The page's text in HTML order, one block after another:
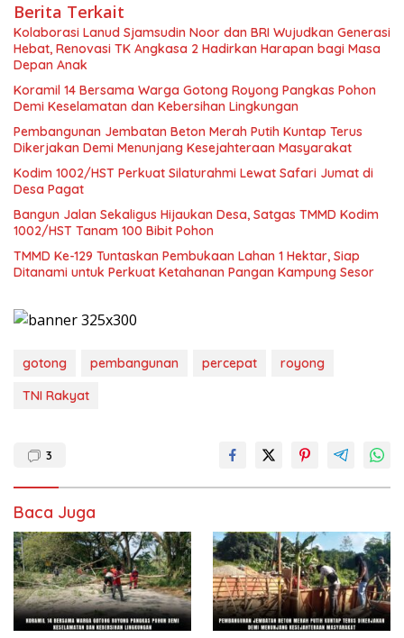
Berita Terkait
Kolaborasi Lanud Sjamsudin Noor dan BRI Wujudkan Generasi
Hebat, Renovasi TK Angkasa 2 Hadirkan Harapan bagi Masa
Depan Anak
Koramil 14 Bersama Warga Gotong Royong Pangkas Pohon
Demi Keselamatan dan Kebersihan Lingkungan
Pembangunan Jembatan Beton Merah Putih Kuntap Terus
Dikerjakan Demi Menunjang Kesejahteraan Masyarakat
Kodim 1002/HST Perkuat Silaturahmi Lewat Safari Jumat di
Desa Pagat
Bangun Jalan Sekaligus Hijaukan Desa, Satgas TMMD Kodim
1002/HST Tanam 100 Bibit Pohon
TMMD Ke-129 Tuntaskan Pembukaan Lahan 1 Hektar, Siap
Ditanami untuk Perkuat Ketahanan Pangan Kampung Sesor
gotong pembangunan percepat
royong
TNI Rakyat
3
Baca Juga